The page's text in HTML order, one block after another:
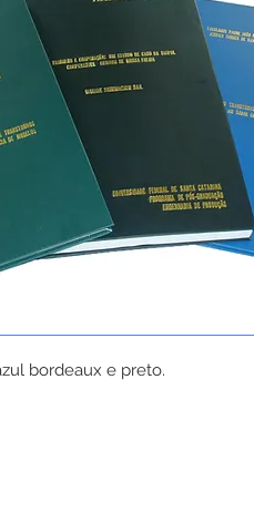
bordeaux e preto.